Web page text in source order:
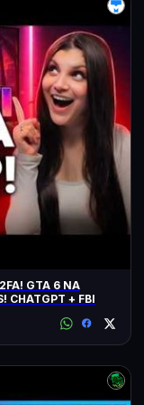
GTA 6 NA
CHATGPT + FBI